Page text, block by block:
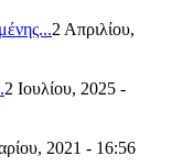
2 Απριλίου,
2 Ιουλίου, 2025 -
2021 - 16:56